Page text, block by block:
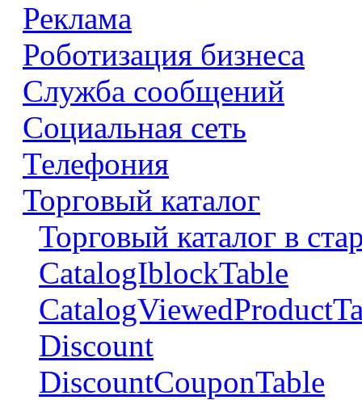
Реклама
Роботизация бизнеса
Служба сообщений
Социальная сеть
Телефония
Торговый каталог
Торговый каталог в
CatalogIblockTable
Discount
DiscountCouponTable